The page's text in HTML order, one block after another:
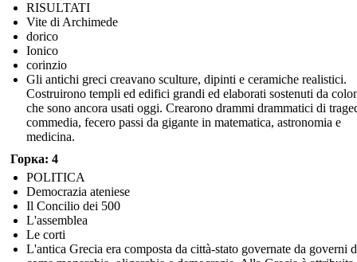
RISULTATI
Vite di Archimede
dorico
Ionico
corinzio
Gli antichi greci creavano sculture, dipinti e ceramiche realistici.
Costruirono templi ed edifici grandi ed elaborati sostenuti da
che sono ancora usati oggi. Crearono drammi drammatici di
commedia, fecero passi da gigante in matematica, astronomia e
medicina.
Горка: 4
POLITICA
Democrazia ateniese
Il Concilio dei 500
L'assemblea
Le corti
L'antica Grecia era composta da città-stato governate da governi